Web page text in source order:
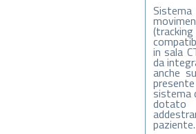
in sala
da
anche
sistema
paziente.